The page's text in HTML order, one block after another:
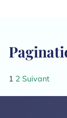
1 2 Suivant